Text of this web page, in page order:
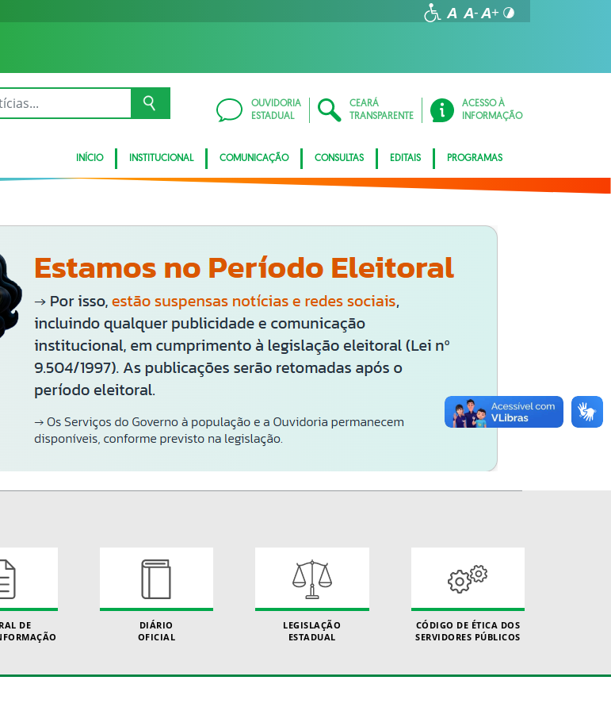
OUVIDORIA
ESTADUAL
CEARÁ
TRANSPARENTE
ACESSO À
INFORMAÇÃO
INÍCIO INSTITUCIONAL COMUNICAÇÃO CONSULTAS EDITAIS PROGRAMAS
DE
DIÁRIO
OFICIAL
LEGISLAÇÃO
ESTADUAL
CÓDIGO DE ÉTICA DOS
SERVIDORES PÚBLICOS